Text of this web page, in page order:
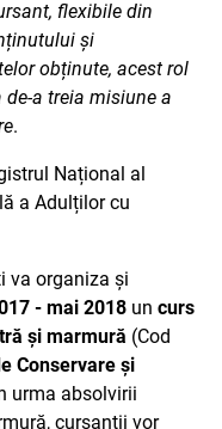
flexibile din
și
obținute, acest rol
a treia misiune a
.
Național al
a Adulților cu
va organiza și
- mai 2018 un curs
și marmură (Cod
Conservare și
urma absolvirii
cursanții vor